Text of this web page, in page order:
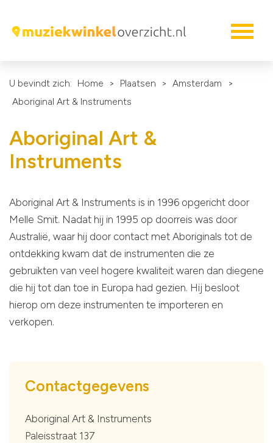
U bevindt zich: Home > Plaatsen > Amsterdam
>
Aboriginal Art & Instruments
Aboriginal Art &
Instruments
Aboriginal Art & Instruments is in 1996 opgericht door
Melle Smit. Nadat hij in 1995 op doorreis was door
Australië, waar hij door contact met Aboriginals tot de
ontdekking kwam dat de instrumenten die ze
gebruikten van veel hogere kwaliteit waren dan diegene
die hij tot dan toe in Europa had gezien. Hij besloot
hierop om deze instrumenten te importeren en
verkopen.
Contactgegevens
Aboriginal Art & Instruments
Paleisstraat 137